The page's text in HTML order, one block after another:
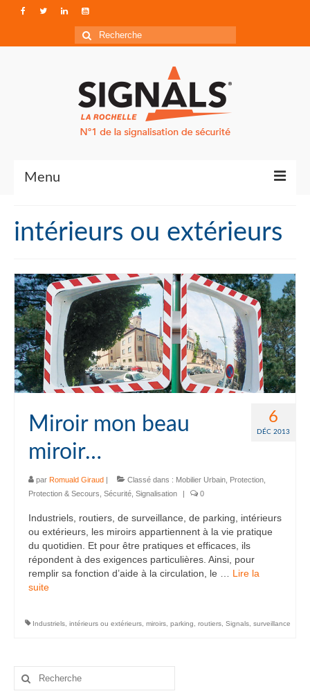
Rechercher
:
Menu
Qui sommes-nous ?
Accéder à Signals
intérieurs ou extérieurs
6
DÉC 2013
Miroir mon beau
miroir…
par Romuald Giraud | Classé dans : Mobilier Urbain Protection
Protection & Secours Sécurité Signalisation | 0
Industriels, routiers, de surveillance, de parking, intérieurs
ou extérieurs, les miroirs appartiennent à la vie pratique
du quotidien. Et pour être pratiques et efficaces, ils
répondent à des exigences particulières. Ainsi, pour
remplir sa fonction d’aide à la circulation, le … Lire la
suite­­
Industriels intérieurs ou extérieurs miroirs parking routiers Signals surveillance
Rechercher